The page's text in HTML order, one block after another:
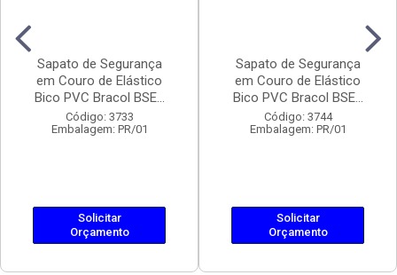
Sapato de Segurança
em Couro de Elástico
Bico PVC Bracol BSE...
Código: 3733
Embalagem: PR/01
Solicitar
Orçamento
Sapato de Segurança
em Couro de Elástico
Bico PVC Bracol BSE...
Código: 3744
Embalagem: PR/01
Solicitar
Orçamento